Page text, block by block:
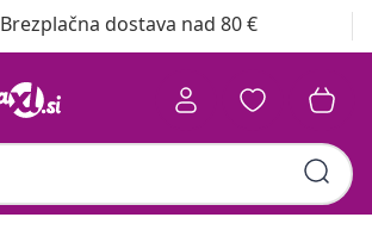
Brezplačna dostava nad 80 €